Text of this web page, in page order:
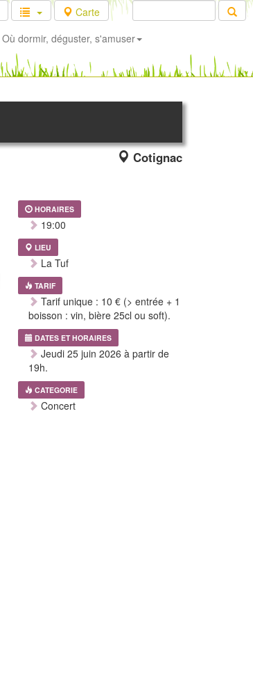
Carte
Où dormir, déguster, s'amuser
Cotignac
HORAIRES
19:00
LIEU
La Tuf
TARIF
Tarif unique : 10 € (> entrée + 1
boisson : vin, bière 25cl ou soft).
DATES ET HORAIRES
Jeudi 25 juin 2026 à partir de
19h.
CATEGORIE
Concert